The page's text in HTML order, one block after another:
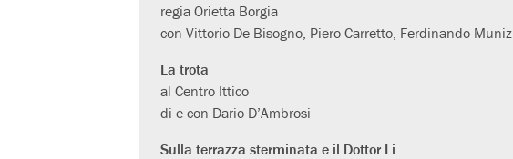
regia Orietta Borgia
con Vittorio De Bisogno, Piero Carretto, Ferdinando Muniz
La trota
al Centro Ittico
di e con Dario D’Ambrosi
Sulla terrazza sterminata e il Dottor Li